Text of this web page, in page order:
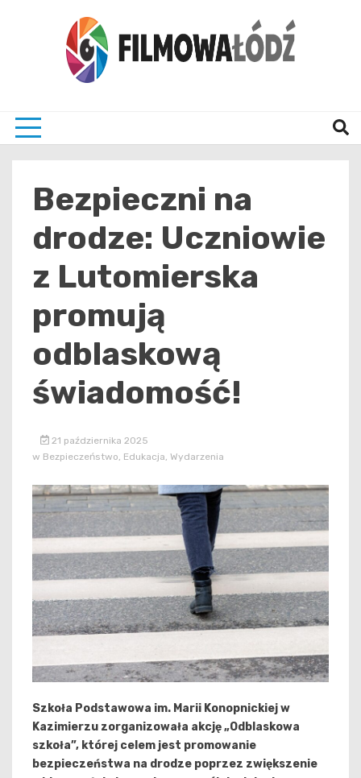
Bezpieczni na
drodze: Uczniowie
z Lutomierska
promują
odblaskową
świadomość!
21 października 2025
w Bezpieczeństwo Edukacja Wydarzenia
Szkoła Podstawowa im. Marii Konopnickiej w
Kazimierzu zorganizowała akcję „Odblaskowa
szkoła”, której celem jest promowanie
bezpieczeństwa na drodze poprzez zwiększenie